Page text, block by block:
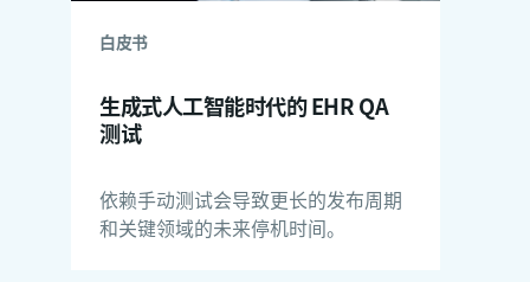
白皮书
生成式人工智能时代的 EHR QA
测试
依赖手动测试会导致更长的发布周期
和关键领域的未来停机时间。